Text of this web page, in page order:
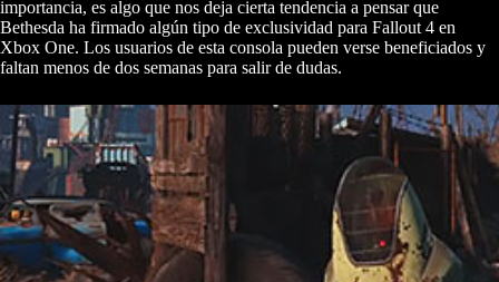
importancia, es algo que nos deja cierta tendencia a pensar que
Bethesda ha firmado algún tipo de exclusividad para Fallout 4 en
Xbox One. Los usuarios de esta consola pueden verse beneficiados y
faltan menos de dos semanas para salir de dudas.